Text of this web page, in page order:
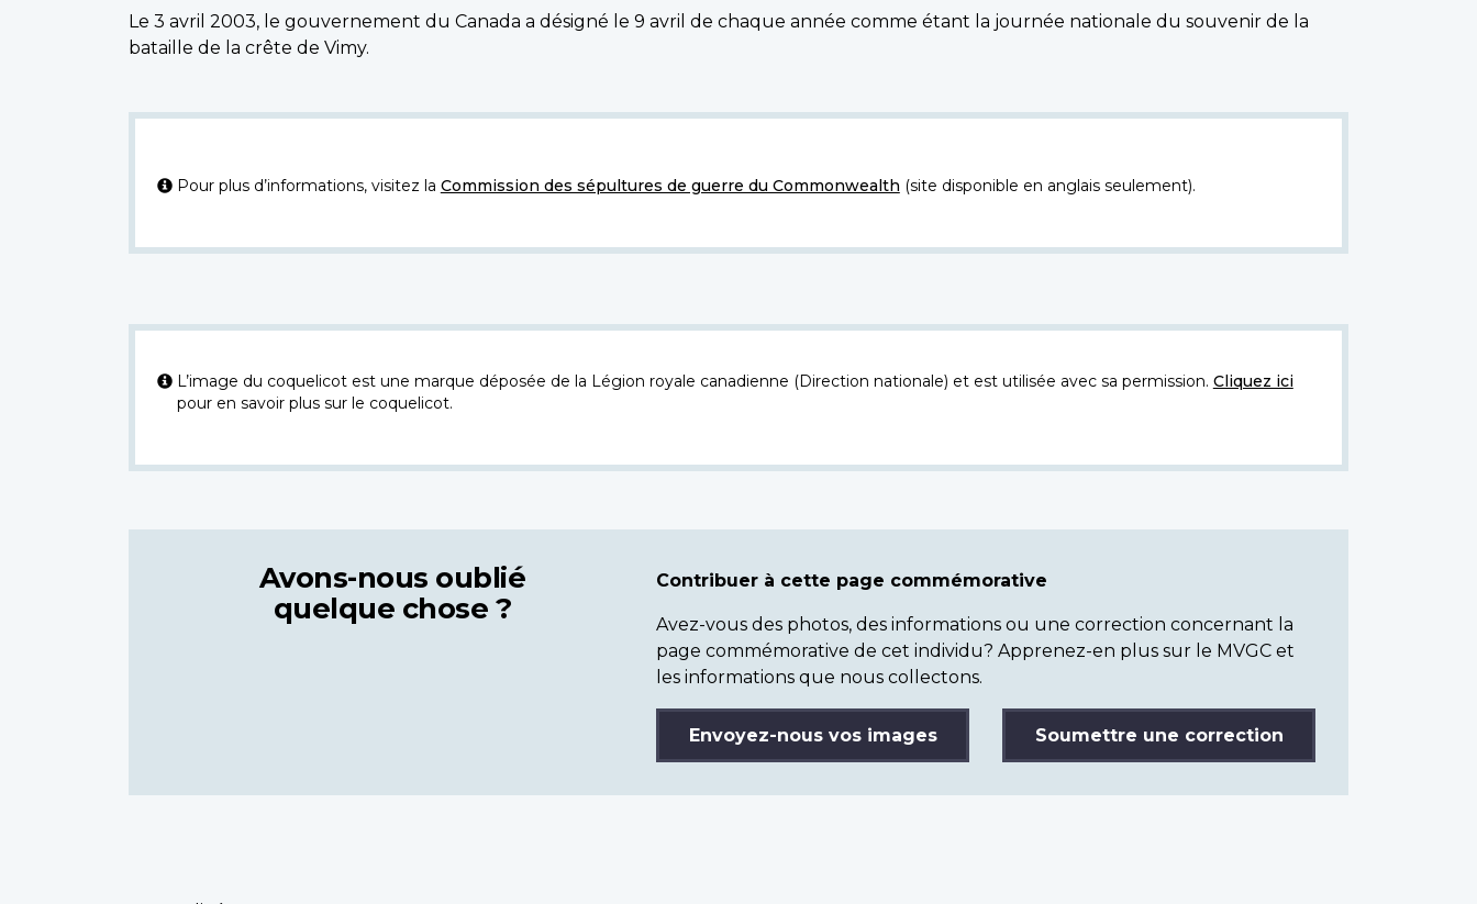
Le 3 avril 2003, le gouvernement du Canada a désigné le 9 avril de chaque année comme étant la journée nationale du souvenir de la
bataille de la crête de Vimy.
Pour plus d’informations, visitez la Commission des sépultures de guerre du Commonwealth (site disponible en anglais seulement).
L’image du coquelicot est une marque déposée de la Légion royale canadienne (Direction nationale) et est utilisée avec sa permission. Cliquez ici
pour en savoir plus sur le coquelicot.
Avons-nous oublié
quelque chose ?
Contribuer à cette page commémorative
Avez-vous des photos, des informations ou une correction concernant la
page commémorative de cet individu? Apprenez-en plus sur le MVGC et
les informations que nous collectons.
Envoyez-nous vos images Soumettre une correction